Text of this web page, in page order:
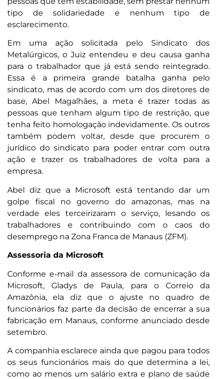
tipo de solidariedade e nenhum tipo de
esclarecimento.
Em uma ação solicitada pelo Sindicato dos
Metalúrgicos, o Juiz entendeu e deu causa ganha
para o trabalhador que já está sendo reintegrado.
Essa é a primeira grande batalha ganha pelo
sindicato, mas de acordo com um dos diretores de
base, Abel Magalhães, a meta é trazer todas as
pessoas que tenham algum tipo de restrição, que
tenha feito homologação indevidamente. Os outros
também podem voltar, desde que procurem o
jurídico do sindicato para poder entrar com outra
ação e trazer os trabalhadores de volta para a
empresa.
Abel diz que a Microsoft está tentando dar um
golpe fiscal no governo do amazonas, mas na
verdade eles terceirizaram o serviço, lesando os
trabalhadores e contribuindo com o caos do
desemprego na Zona Franca de Manaus (ZFM).
Assessoria da Microsoft
Conforme e-mail da assessora de comunicação da
Microsoft, Gladys de Paula, para o Correio da
Amazônia, ela diz que o ajuste no quadro de
funcionários faz parte da decisão de encerrar a sua
fabricação em Manaus, conforme anunciado desde
setembro.
A companhia esclarece ainda que pagou para todos
os seus funcionários mais do que determina a lei,
como ao menos um salário extra e plano de saúde